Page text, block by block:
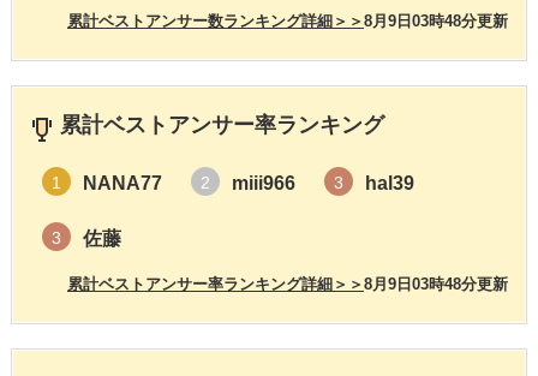
8月9日03時48分更新
累計ベストアンサー数ランキング詳細＞＞
累計ベストアンサー率ランキング
1 NANA77 2 miii966 3 hal39
3 佐藤
8月9日03時48分更新
累計ベストアンサー率ランキング詳細＞＞